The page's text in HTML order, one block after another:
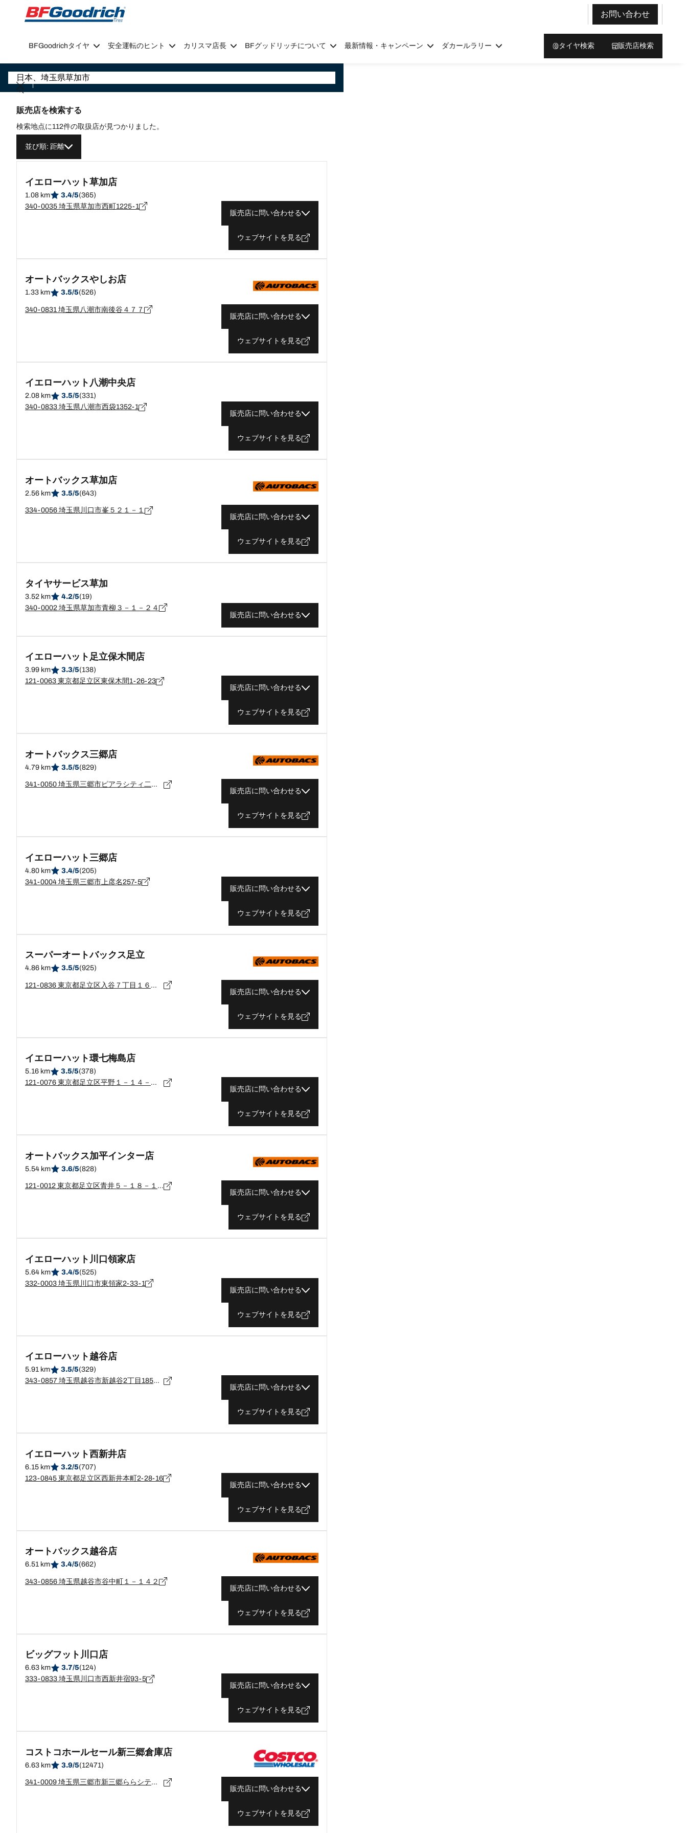
Go to page content
Go to page navigation
お問い合わせ
BFGoodrichタイヤ 安全運転のヒント カリスマ店長 BFグッドリッチについて 最新情報・キャンペーン ダカールラリー タイヤ検索 販売店検索
販売店を検索する
検索地点に112件の取扱店が見つかりました。
並び順: 距離
イエローハット草加店
1.08 km 3.4/5(365)
340-0035 埼玉県草加市西町1225-1
販売店に問い合わせる
ウェブサイトを見る
オートバックスやしお店
1.33 km 3.5/5(526)
340-0831 埼玉県八潮市南後谷４７７
販売店に問い合わせる
ウェブサイトを見る
イエローハット八潮中央店
2.08 km 3.5/5(331)
340-0833 埼玉県八潮市西袋1352-1
販売店に問い合わせる
ウェブサイトを見る
オートバックス草加店
2.56 km 3.5/5(643)
334-0056 埼玉県川口市峯５２１－１
販売店に問い合わせる
ウェブサイトを見る
タイヤサービス草加
3.52 km 4.2/5(19)
340-0002 埼玉県草加市青柳３－１－２４
販売店に問い合わせる
イエローハット足立保木間店
3.99 km 3.3/5(138)
121-0063 東京都足立区東保木間1-26-23
販売店に問い合わせる
ウェブサイトを見る
オートバックス三郷店
4.79 km 3.5/5(829)
341-0050 埼玉県三郷市ピアラシティ二丁目１１番地２
販売店に問い合わせる
ウェブサイトを見る
イエローハット三郷店
4.80 km 3.4/5(205)
341-0004 埼玉県三郷市上彦名257-5
販売店に問い合わせる
ウェブサイトを見る
スーパーオートバックス足立
4.86 km 3.5/5(925)
121-0836 東京都足立区入谷７丁目１６番２０号
販売店に問い合わせる
ウェブサイトを見る
イエローハット環七梅島店
5.16 km 3.5/5(378)
121-0076 東京都足立区平野１－１４－２４
販売店に問い合わせる
ウェブサイトを見る
オートバックス加平インター店
5.54 km 3.6/5(828)
121-0012 東京都足立区青井５－１８－１０
販売店に問い合わせる
ウェブサイトを見る
イエローハット川口領家店
5.64 km 3.4/5(525)
332-0003 埼玉県川口市東領家2-33-1
販売店に問い合わせる
ウェブサイトを見る
イエローハット越谷店
5.91 km 3.5/5(329)
343-0857 埼玉県越谷市新越谷2丁目185番地1
販売店に問い合わせる
ウェブサイトを見る
イエローハット西新井店
6.15 km 3.2/5(707)
123-0845 東京都足立区西新井本町2-28-16
販売店に問い合わせる
ウェブサイトを見る
オートバックス越谷店
6.51 km 3.4/5(662)
343-0856 埼玉県越谷市谷中町１－１４２
販売店に問い合わせる
ウェブサイトを見る
ビッグフット川口店
6.63 km 3.7/5(124)
333-0833 埼玉県川口市西新井宿93-5
販売店に問い合わせる
ウェブサイトを見る
コストコホールセール新三郷倉庫店
6.63 km 3.9/5(12471)
341-0009 埼玉県三郷市新三郷ららシティ3-1-2
販売店に問い合わせる
ウェブサイトを見る